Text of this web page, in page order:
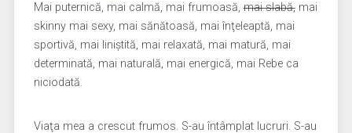
Mai puternică, mai calmă, mai frumoasă,mai slabă,mai
skinny mai sexy, mai sănătoasă, mai înţeleaptă, mai
sportivă, mai liniştită, mai relaxată, mai matură, mai
determinată, mai naturală, mai energică, mai Rebe ca
niciodată.
Viaţa mea a crescut frumos. S-au întâmplat lucruri. S-au